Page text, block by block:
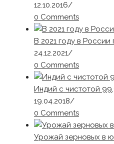
12.10.2016/
0 Comments
В 2021 году в
24.12.2021/
0 Comments
Индий с чистотой
19.04.2018/
0 Comments
Урожай зерновых в